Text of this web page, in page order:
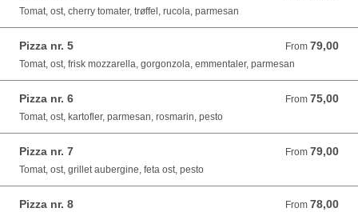
Tomat, ost, cherry tomater, trøffel, rucola, parmesan
Pizza nr. 5 From 79,00
From 79,00 DKK
Tomat, ost, frisk mozzarella, gorgonzola, emmentaler, parmesan
Pizza nr. 6 From 75,00
From 75,00 DKK
Tomat, ost, kartofler, parmesan, rosmarin, pesto
Pizza nr. 7 From 79,00
From 79,00 DKK
Tomat, ost, grillet aubergine, feta ost, pesto
Pizza nr. 8 From 78,00
From 78,00 DKK